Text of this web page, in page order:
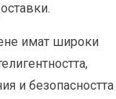
имат широки
и безопасността